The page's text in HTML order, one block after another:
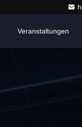
Veranstaltungen